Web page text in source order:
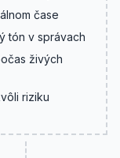
čase
tón v správach
živých
riziku